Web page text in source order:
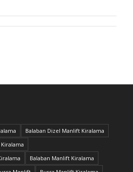
Balaban Dizel Manlift Kiralama
Balaban Manlift Kiralama